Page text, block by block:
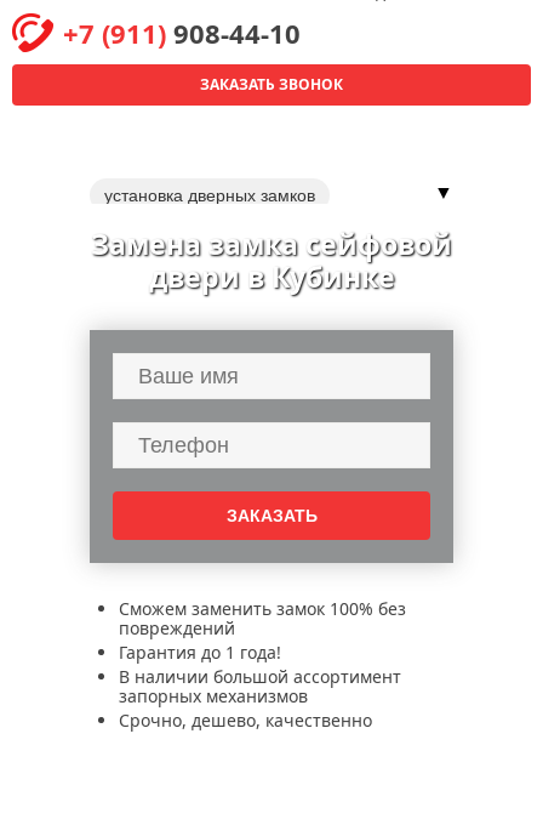
+7 (911) 908-44-10
ЗАКАЗАТЬ ЗВОНОК
установка дверных замков
перекодировка замка
замки
замена
▼
Замена замка сейфовой
двери в Кубинке
Сможем заменить замок 100% без
повреждений
Гарантия до 1 года!
В наличии большой ассортимент
запорных механизмов
Срочно, дешево, качественно